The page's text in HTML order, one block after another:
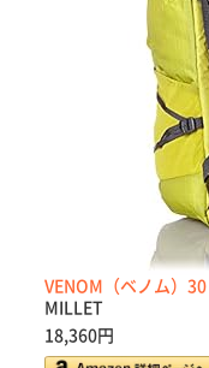
VENOM（ベノム）30
MILLET
18,360円